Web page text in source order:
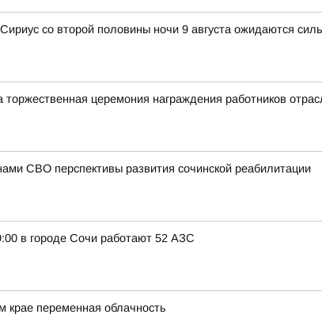
со второй половины ночи 9 августа ожидаются
церемония награждения работников
СВО перспективы развития сочинской реабилитации
в городе Сочи работают 52 АЗС
крае переменная облачность